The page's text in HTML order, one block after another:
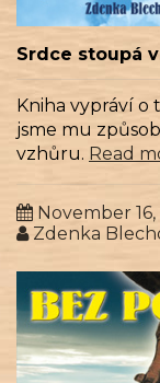
Srdce stoupá
Kniha vypráví o
jsme mu
vzhůru. Read
November 16,
Zdenka